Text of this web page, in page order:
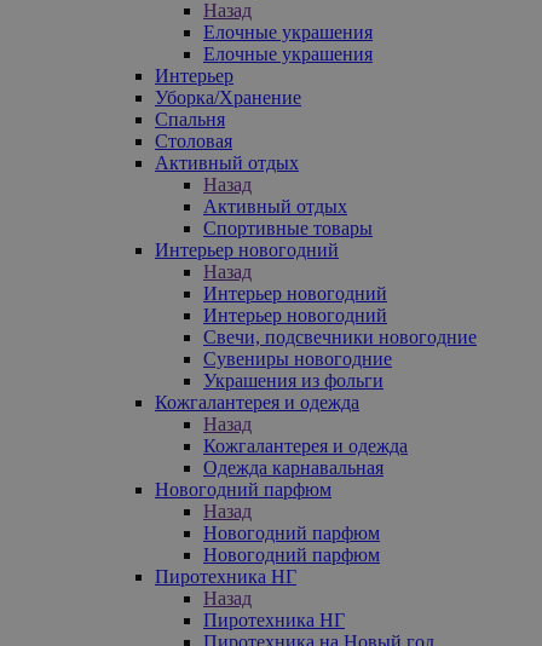
Назад
Елочные украшения
Елочные украшения
Интерьер
Уборка/Хранение
Спальня
Столовая
Активный отдых
Назад
Активный отдых
Спортивные товары
Интерьер новогодний
Назад
Интерьер новогодний
Интерьер новогодний
Свечи, подсвечники новогодние
Сувениры новогодние
Украшения из фольги
Кожгалантерея и одежда
Назад
Кожгалантерея и одежда
Одежда карнавальная
Новогодний парфюм
Назад
Новогодний парфюм
Новогодний парфюм
Пиротехника НГ
Назад
Пиротехника НГ
Пиротехника на Новый год